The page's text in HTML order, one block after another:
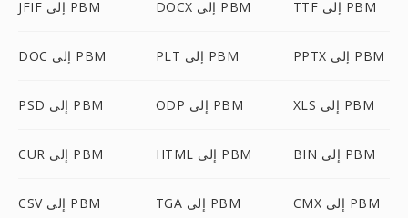
JFIF إلى PBM DOCX إلى PBM TTF إلى PBM
DOC إلى PBM PLT إلى PBM PPTX إلى PBM
PSD إلى PBM ODP إلى PBM XLS إلى PBM
CUR إلى PBM HTML إلى PBM BIN إلى PBM
CSV إلى PBM TGA إلى PBM CMX إلى PBM